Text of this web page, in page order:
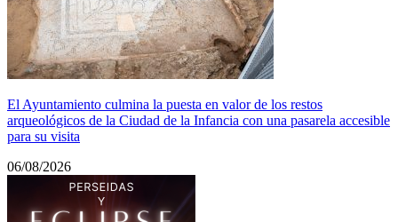
El Ayuntamiento culmina la puesta en valor de los restos
arqueológicos de la Ciudad de la Infancia con una pasarela accesible
para su visita
06/08/2026